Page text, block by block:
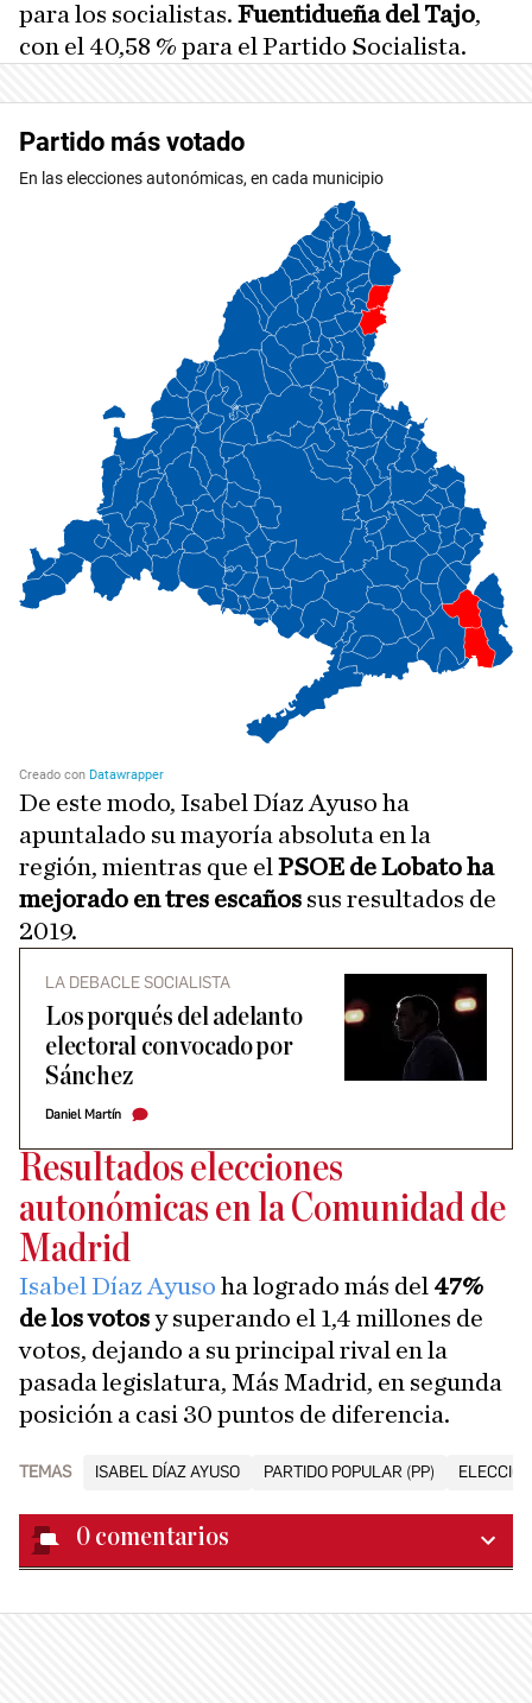
para los socialistas. Fuentidueña del Tajo,
con el 40,58 % para el Partido Socialista.
De este modo, Isabel Díaz Ayuso ha
apuntalado su mayoría absoluta en la
región, mientras que el PSOE de Lobato ha
mejorado en tres escaños sus resultados de
2019.
LA DEBACLE SOCIALISTA
Los porqués del adelanto
electoral convocado por
Sánchez
Daniel Martín
Resultados elecciones
autonómicas en la Comunidad de
Madrid
Isabel Díaz Ayuso ha logrado más del 47%
de los votosy superando el 1,4 millones de
votos, dejando a su principal rival en la
pasada legislatura, Más Madrid, en segunda
posición a casi 30 puntos de diferencia.
TEMAS ISABEL DÍAZ AYUSO PARTIDO POPULAR (PP)
0 comentarios